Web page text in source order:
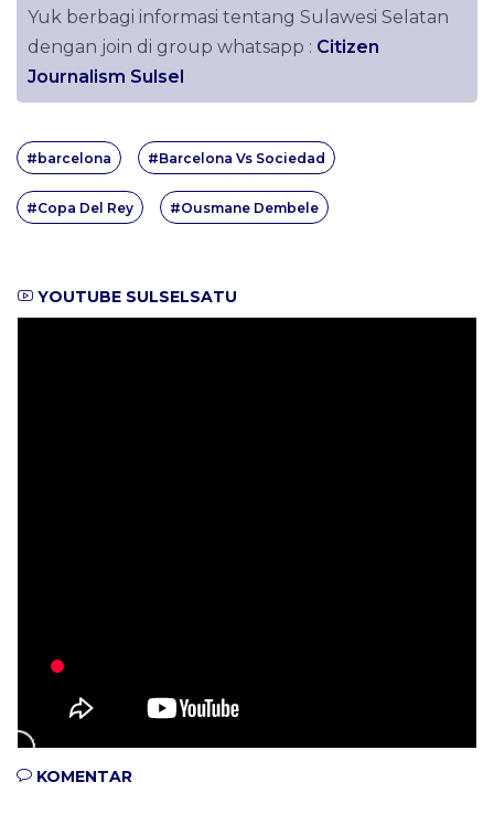
Yuk berbagi informasi tentang Sulawesi Selatan
dengan join di group whatsapp : Citizen
Journalism Sulsel
#barcelona #Barcelona Vs Sociedad
#Copa Del Rey #Ousmane Dembele
YOUTUBE SULSELSATU
KOMENTAR